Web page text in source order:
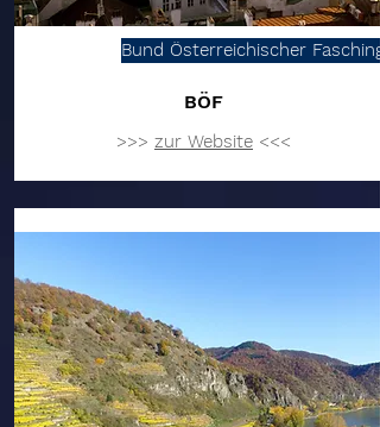
Bund Österreichischer
BÖF
>>> zur Website <<<